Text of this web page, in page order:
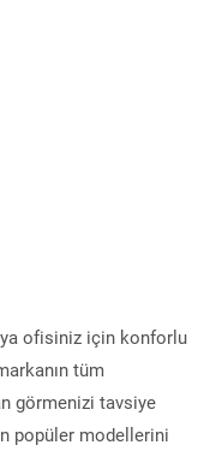
ofisiniz için konforlu
tüm
görmenizi tavsiye
popüler modellerini